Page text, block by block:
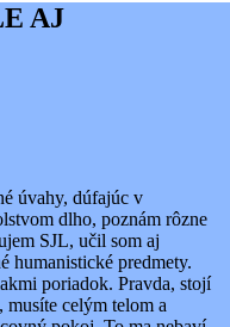
AJ
úvahy, dúfajúc v
dlho, poznám rôzne
SJL, učil som aj
humanistické predmety.
poriadok. Pravda, stojí
celým telom a